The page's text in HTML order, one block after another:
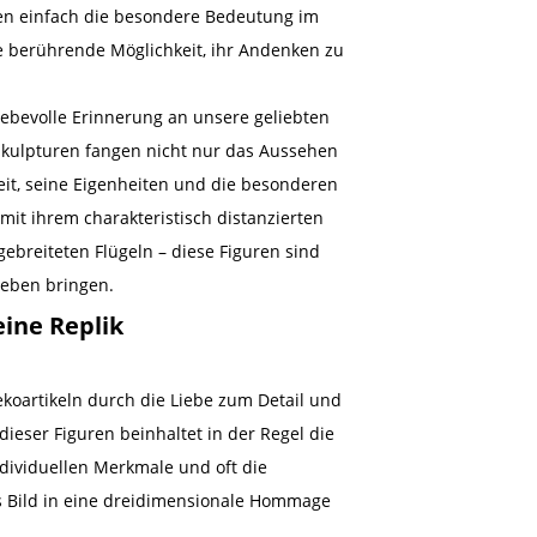
einfach die besondere Bedeutung im
Möglichkeit, ihr Andenken zu
Erinnerung an unsere geliebten
fangen nicht nur das Aussehen
seine Eigenheiten und die besonderen
ihrem charakteristisch distanzierten
Flügeln – diese Figuren sind
bringen.
Replik
durch die Liebe zum Detail und
Figuren beinhaltet in der Regel die
Merkmale und oft die
in eine dreidimensionale Hommage